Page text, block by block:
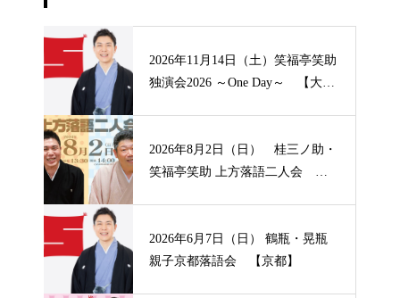
2026年11月14日（土）笑福亭笑助
独演会2026 ～One Day～ 【大
2026年8月2日（日） 桂三ノ助・
笑福亭笑助 上方落語二人会
2026年6月7日（日） 鶴瓶・晃瓶
親子京都落語会 【京都】